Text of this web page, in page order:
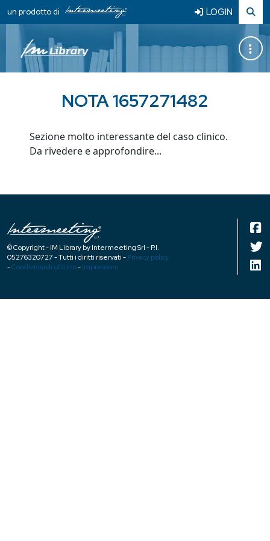
un prodotto di LOGIN
NOTA 1657271482
Sezione molto interessante del caso clinico.
Da rivedere e approfondire...
© Copyright - IM Library by Intermeeting Srl - P.I.
05276320727 - Tutti i diritti riservati - Privacy policy
-Condizioni di utilizzo- Impressum